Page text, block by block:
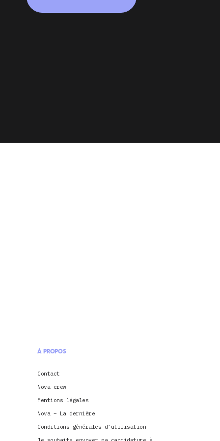
À PROPOS
Contact
Nova crew
Mentions légales
Nova – La dernière
Conditions générales d’utilisation